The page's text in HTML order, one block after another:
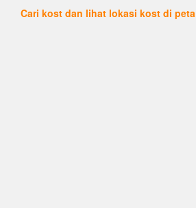
Cari kost dan lihat lokasi kost di peta